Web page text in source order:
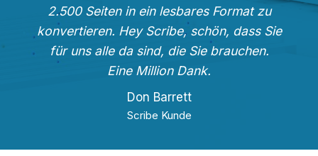
2.500 Seiten in ein lesbares Format zu
konvertieren. Hey Scribe, schön, dass Sie
für uns alle da sind, die Sie brauchen.
Eine Million Dank.
Don Barrett
Scribe Kunde